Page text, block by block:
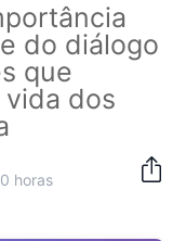
do diálogo
que
dos
horas